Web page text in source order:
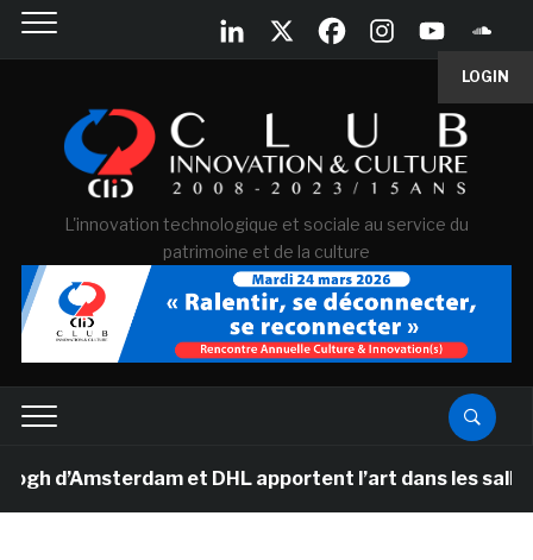
LOGIN
L'innovation technologique et sociale au service du
patrimoine et de la culture
et DHL apportent l’art dans les salles de